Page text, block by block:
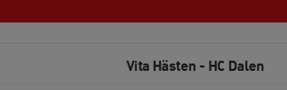
Vita Hästen - HC Dalen